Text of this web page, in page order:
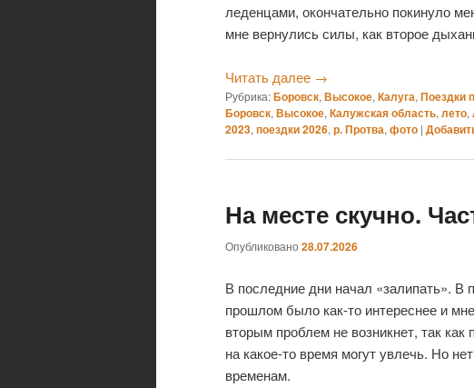
леденцами, окончательно покинуло
мне вернулись силы, как второе
Читать далее →
Рубрика:Боровск, Высокое, Калуга, Поездки
Боровск, Высокое, Калужская область, лето,
2023, поездки 2026, р. Протва, фото |
На месте скучно.
Опубликовано 28.07.2026
В последние дни начал «залипать».
прошлом было как-то интереснее и
вторым проблем не возникнет, так
на какое-то время могут увлечь. Но
временам.